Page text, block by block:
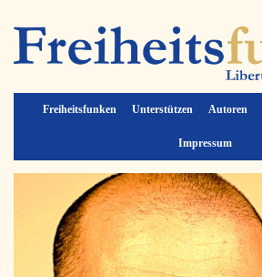
Freiheitsfunken Unterstützen Autoren
Impressum